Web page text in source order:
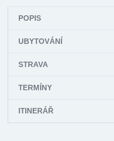
POPIS
UBYTOVÁNÍ
STRAVA
TERMÍNY
ITINERÁŘ